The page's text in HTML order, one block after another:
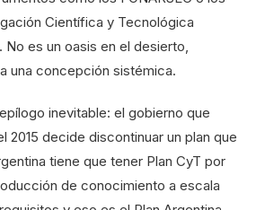
Científica y Tecnológica
No es un oasis en el desierto,
una concepción sistémica.
inevitable: el gobierno que
2015 decide discontinuar un plan que
tiene que tener Plan CyT por
de conocimiento a escala